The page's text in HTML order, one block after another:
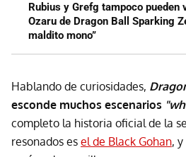
Rubius y Grefg tampoco pueden
Ozaru de Dragon Ball Sparking
maldito mono”
Hablando de curiosidades,
esconde muchos escenarios
completo la historia oficial de la
resonados es el de Black Gohan,